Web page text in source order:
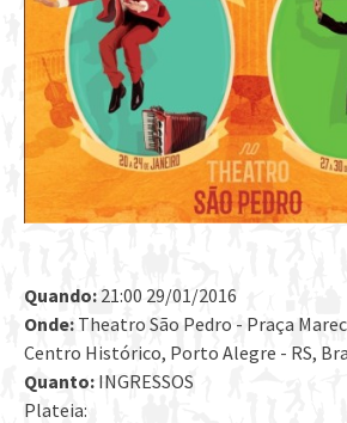
Quando: 21:00 29/01/2016
Onde: Theatro São Pedro - Praça
Centro Histórico, Porto Alegre - RS,
Quanto: INGRESSOS
Plateia: